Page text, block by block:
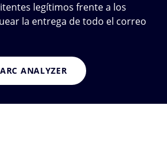
legítimos frente a los
la entrega de todo el correo
ANALYZER